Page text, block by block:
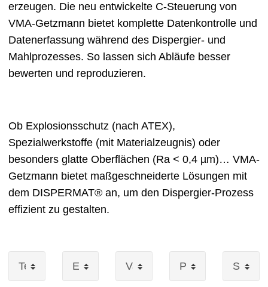
erzeugen. Die neu entwickelte C-Steuerung von
VMA-Getzmann bietet komplette Datenkontrolle und
Datenerfassung während des Dispergier- und
Mahlprozesses. So lassen sich Abläufe besser
bewerten und reproduzieren.
Ob Explosionsschutz (nach ATEX),
Spezialwerkstoffe (mit Materialzeugnis) oder
besonders glatte Oberflächen (Ra < 0,4 µm)… VMA-
Getzmann bietet maßgeschneiderte Lösungen mit
dem DISPERMAT® an, um den Dispergier-Prozess
effizient zu gestalten.